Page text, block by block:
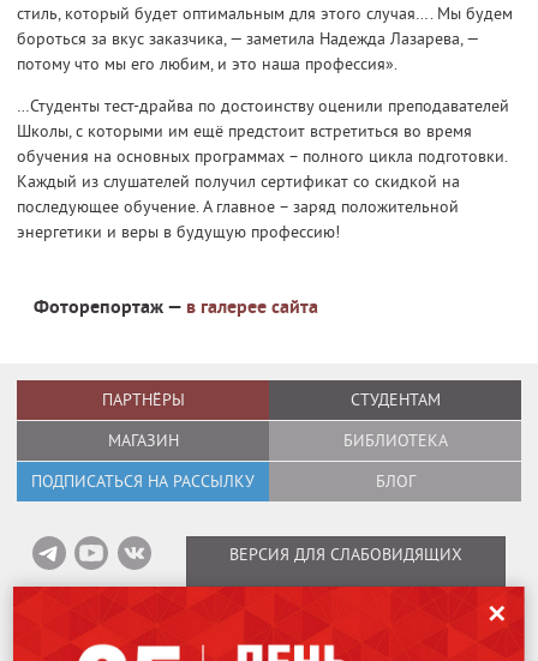
стиль, который будет оптимальным для этого случая…. Мы будем
бороться за вкус заказчика, — заметила Надежда Лазарева, —
потому что мы его любим, и это наша профессия».
…Студенты тест-драйва по достоинству оценили преподавателей
Школы, с которыми им ещё предстоит встретиться во время
обучения на основных программах – полного цикла подготовки.
Каждый из слушателей получил сертификат со скидкой на
последующее обучение. А главное – заряд положительной
энергетики и веры в будущую профессию!
Фоторепортаж — в галерее сайта
ПАРТНЁРЫ
СТУДЕНТАМ
МАГАЗИН
БИБЛИОТЕКА
ПОДПИСАТЬСЯ НА РАССЫЛКУ
БЛОГ
ВЕРСИЯ ДЛЯ СЛАБОВИДЯЩИХ
Информация об оплате вебинаров /
Политика в отношении
обработки персональных данных
✕